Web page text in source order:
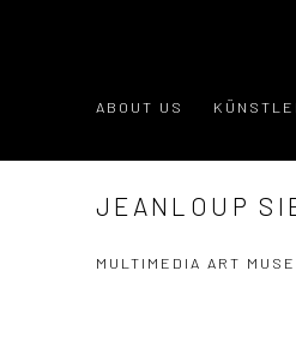
ABOUT US
JEANLOUP
MULTIMEDIA ART